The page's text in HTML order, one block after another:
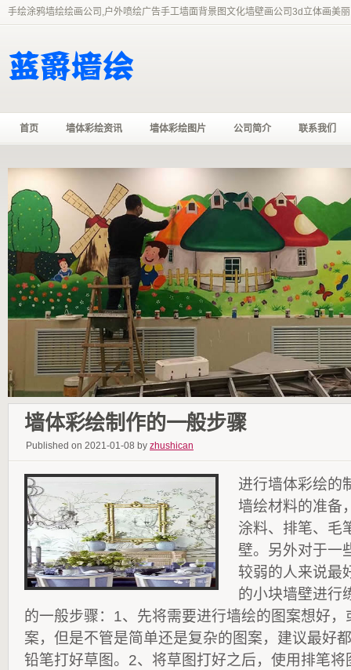
手绘涂鸦墙绘绘画公司,户外喷绘广告手工墙面背景图文化墙壁画公司3d立体画美
首页 墙体彩绘资讯 墙体彩绘图片 公司简介 联系我们
墙体彩绘制作的一般步骤
Published on 2021-01-08 by zhushican
进行墙体彩绘的
墙绘材料的准备
涂料、排笔、毛
壁。另外对于一
较弱的人来说最
的小块墙壁进行
的一般步骤：1、先将需要进行墙绘的图案想好
案，但是不管是简单还是复杂的图案，建议最好
铅笔打好草图。2、将草图打好之后，使用排笔将